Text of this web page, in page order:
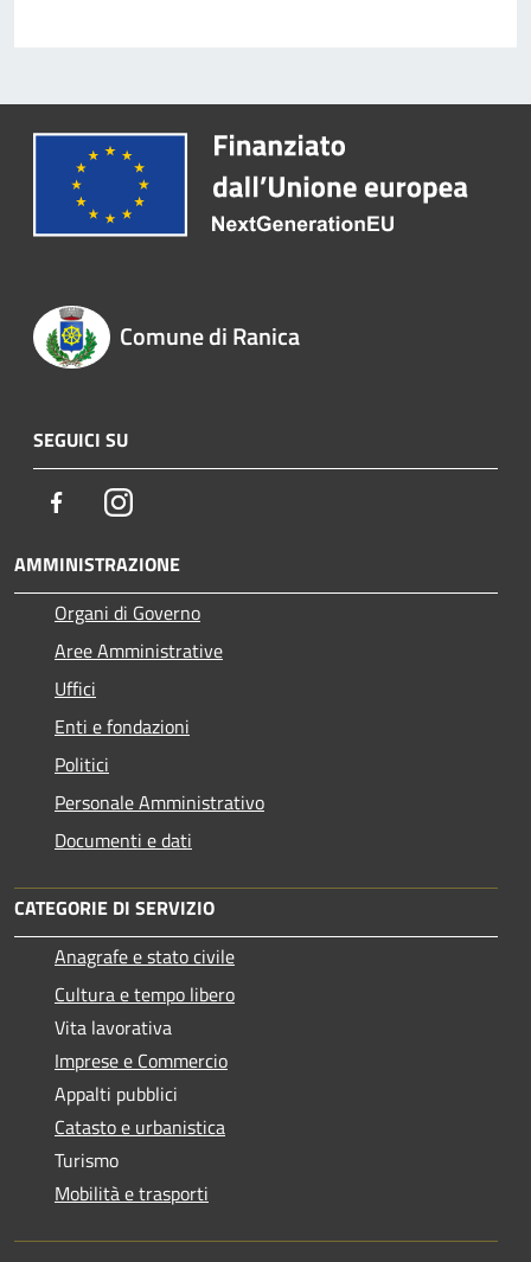
Comune di Ranica
SEGUICI SU
FacebookInstagram
AMMINISTRAZIONE
Organi di Governo
Aree Amministrative
Uffici
Enti e fondazioni
Politici
Personale Amministrativo
Documenti e dati
CATEGORIE DI SERVIZIO
Anagrafe e stato civile
Cultura e tempo libero
Vita lavorativa
Imprese e Commercio
Appalti pubblici
Catasto e urbanistica
Turismo
Mobilità e trasporti